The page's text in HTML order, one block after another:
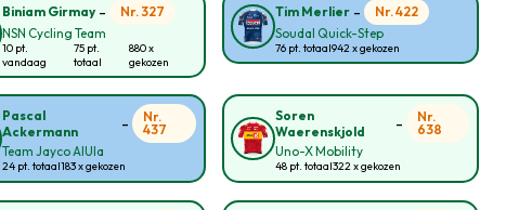
Biniam Girmay-
Nr. 327
NSN Cycling Team
10 pt.
vandaag
75 pt.
totaal
880 x
gekozen
Tim Merlier-
Nr. 422
Soudal Quick-Step
76 pt. totaal942 x gekozen
Pascal
Ackermann
-
Nr.
437
Team Jayco AlUla
24 pt. totaal183 x gekozen
Soren
Waerenskjold
-
Nr.
638
Uno-X Mobility
48 pt. totaal322 x gekozen